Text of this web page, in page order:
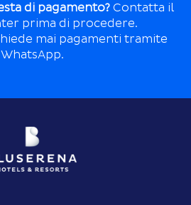
di pagamento? Contatta il
prima di procedere.
mai pagamenti tramite
WhatsApp.